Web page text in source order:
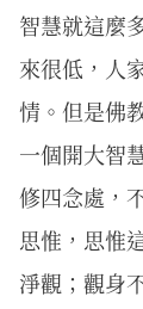
智慧就這麼
來很低，人
情。但是佛
一個開大智
修四念處，
思惟，思惟
淨觀；觀身